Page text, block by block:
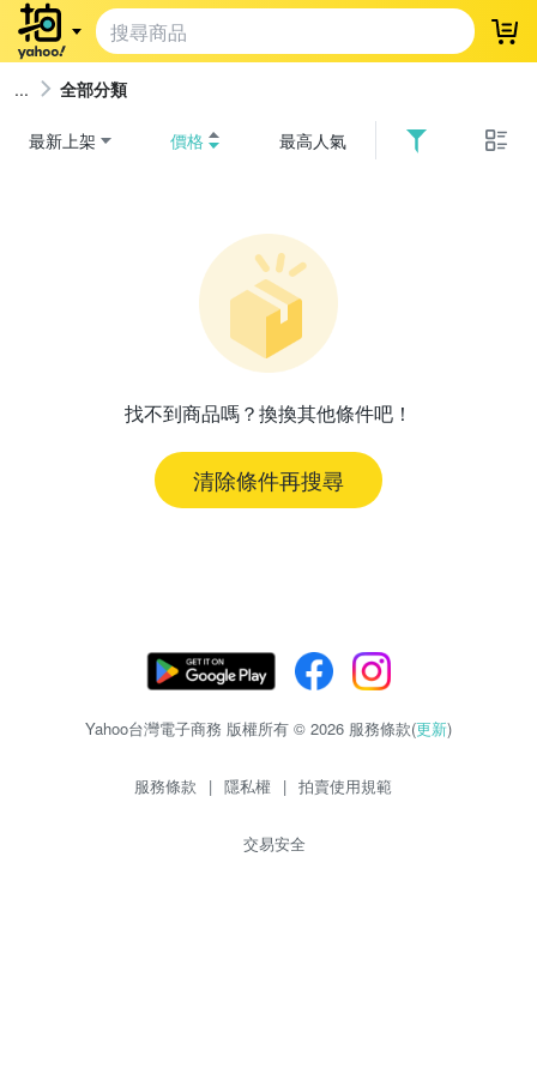
登
全部分類
最新上架 價格 最高人氣
找不到商品嗎？換換其他條件吧！
清除條件再搜尋
Yahoo台灣電子商務 版權所有 © 2026 服務條款(更新)
服務條款 | 隱私權 | 拍賣使用規範
交易安全